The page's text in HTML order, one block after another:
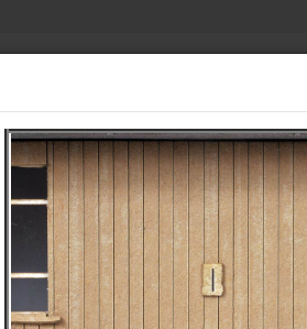
0 BAUGRÖSSE HO BAUGRÖSSE TT
Harsewinkel nach Originalplan -Einzelgebäude-
Artikel in dieser Kategorie